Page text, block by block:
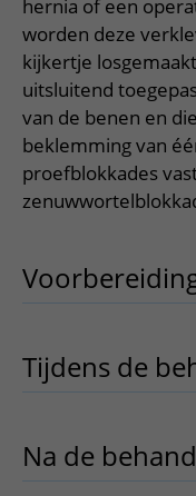
Onderzoeken en
Het Wilhelmina
Bloedprikken
Wachttijden
Bezoektijden
Wijzigen
Mijn UMC Utrecht
Faciliteiten en
Bezoekregels
Kwaliteit en veiligheid
Route naar het
Parkeren
Wegwijs in het
Contact met
Contact met
Teleconsult aanvragen
Diagnostiek aanvragen
Zorgverlenersportaal
Over UMC Utrecht
Research
Onderwijs
Werken bij het UMC
hernia of een
worden deze
kijkertje
uitsluitend
van de benen en
beklemming van
proefblokkades
Tijdens de
Na de